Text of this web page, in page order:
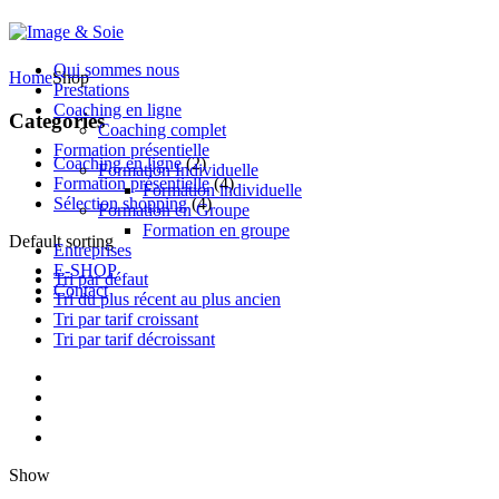
Qui sommes nous
Prestations
Coaching en ligne
Coaching complet
Formation présentielle
Formation Individuelle
Formation individuelle
Formation en Groupe
Formation en groupe
Entreprises
E-SHOP
Contact
HomeShop
Categories
Coaching en ligne (2)
Formation présentielle (4)
Sélection shopping (4)
Default sorting
Tri par défaut
Tri du plus récent au plus ancien
Tri par tarif croissant
Tri par tarif décroissant
Show